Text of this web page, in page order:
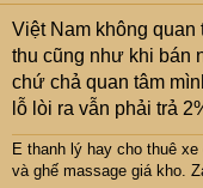
Nhà trong ngõ sâu
phải giảm 10-15%
Nếu sắp xây, phải
công năng tốt, diện
sức cạnh tranh.
Rủi chính sách: TP
s
:
Việt Nam không quan
thu cũng như khi bán
chứ chả quan tâm
lỗ lòi ra vẫn phải trả
E thanh lý hay cho thuê
và ghế massage giá kho.